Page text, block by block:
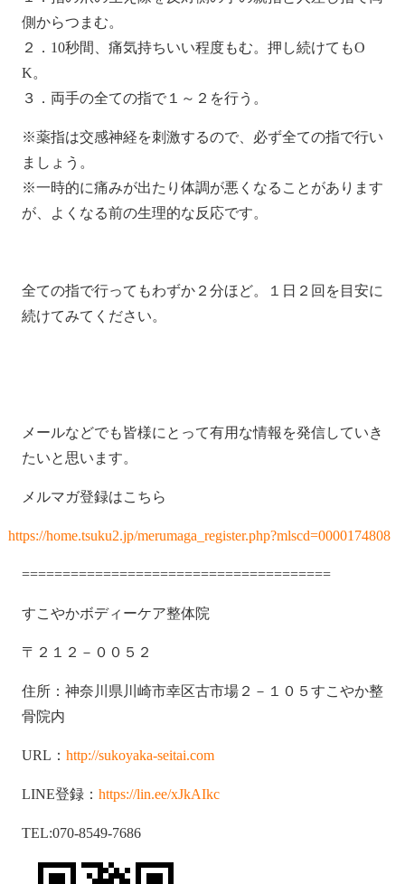
側からつまむ。
２．10秒間、痛気持ちいい程度もむ。押し続けてもO
K。
３．両手の全ての指で１～２を行う。
※薬指は交感神経を刺激するので、必ず全ての指で行い
ましょう。
※一時的に痛みが出たり体調が悪くなることがあります
が、よくなる前の生理的な反応です。
全ての指で行ってもわずか２分ほど。１日２回を目安に
続けてみてください。
メールなどでも皆様にとって有用な情報を発信していき
たいと思います。
メルマガ登録はこちら
https://home.tsuku2.jp/merumaga_register.php?mlscd=0000174808
======================================
すこやかボディーケア整体院
〒２１２－００５２
住所：神奈川県川崎市幸区古市場２－１０５すこやか整
骨院内
URL： http://sukoyaka-seitai.com
LINE登録： https://lin.ee/xJkAIkc
TEL:070-8549-7686